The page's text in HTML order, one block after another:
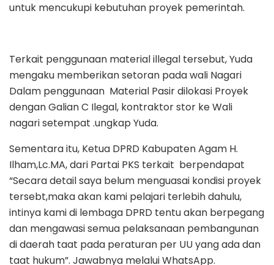
untuk mencukupi kebutuhan proyek pemerintah.
Terkait penggunaan material illegal tersebut, Yuda
mengaku memberikan setoran pada wali Nagari
Dalam penggunaan Material Pasir dilokasi Proyek
dengan Galian C Ilegal, kontraktor stor ke Wali
nagari setempat .ungkap Yuda.
Sementara itu, Ketua DPRD Kabupaten Agam H.
Ilham,Lc.MA, dari Partai PKS terkait berpendapat
“Secara detail saya belum menguasai kondisi proyek
tersebt,maka akan kami pelajari terlebih dahulu,
intinya kami di lembaga DPRD tentu akan berpegang
dan mengawasi semua pelaksanaan pembangunan
di daerah taat pada peraturan per UU yang ada dan
taat hukum”. Jawabnya melalui WhatsApp.